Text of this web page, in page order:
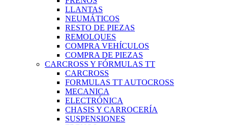
LLANTAS
NEUMÁTICOS
RESTO DE PIEZAS
REMOLQUES
COMPRA VEHÍCULOS
COMPRA DE PIEZAS
CARCROSS Y FÓRMULAS TT
CARCROSS
FORMULAS TT AUTOCROSS
MECANICA
ELECTRÓNICA
CHASIS Y CARROCERÍA
SUSPENSIONES